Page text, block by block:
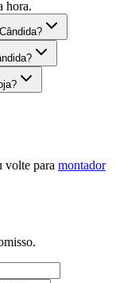
hora.
volte para montador